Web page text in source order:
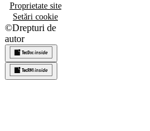
Proprietate site
Setări cookie
©Drepturi de
autor